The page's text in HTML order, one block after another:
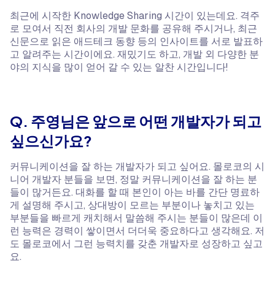
​최근에 시작한 Knowledge Sharing 시간이 있는데요. 격주
로 모여서 직전 회사의 개발 문화를 공유해 주시거나, 최근
신문으로 읽은 애드테크 동향 등의 인사이트를 서로 발표하
고 알려주는 시간이에요. 재밌기도 하고, 개발 외 다양한 분
야의 지식을 많이 얻어 갈 수 있는 알찬 시간입니다!
Q. 주영님은 앞으로 어떤 개발자가 되고
싶으신가요?
커뮤니케이션을 잘 하는 개발자가 되고 싶어요. 몰로코의 시
니어 개발자 분들을 보면, 정말 커뮤니케이션을 잘 하는 분
들이 많거든요. 대화를 할 때 본인이 아는 바를 간단 명료하
게 설명해 주시고, 상대방이 모르는 부분이나 놓치고 있는
부분들을 빠르게 캐치해서 말씀해 주시는 분들이 많은데 이
런 능력은 경력이 쌓이면서 더더욱 중요하다고 생각해요. 저
도 몰로코에서 그런 능력치를 갖춘 개발자로 성장하고 싶고
요.